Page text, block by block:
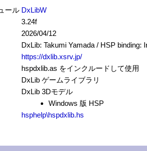
ール DxLibW
3.24f
2026/04/12
DxLib: Takumi Yamada / HSP binding:
https://dxlib.xsrv.jp/
hspdxlib.as をインクルードして使用
DxLib ゲームライブラリ
DxLib 3Dモデル
Windows 版 HSP
hsphelp\hspdxlib.hs